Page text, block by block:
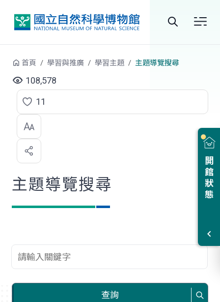
站
尋
開館狀態
首頁 學習與推廣 學習主題 主題導覽搜尋
108,578
點
選
喜
歡
11
主題導覽搜尋
查詢關鍵字
查詢